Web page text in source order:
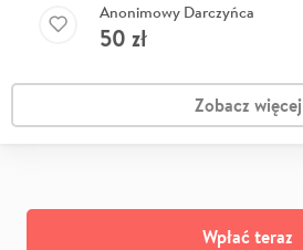
Anonimowy Darczyńca
50 zł
Zobacz więcej
Wpłać teraz